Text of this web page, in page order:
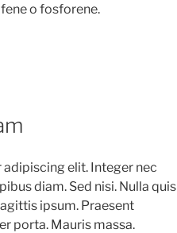
o fosforene.
elit. Integer nec
diam. Sed nisi. Nulla quis
ipsum. Praesent
porta. Mauris massa.